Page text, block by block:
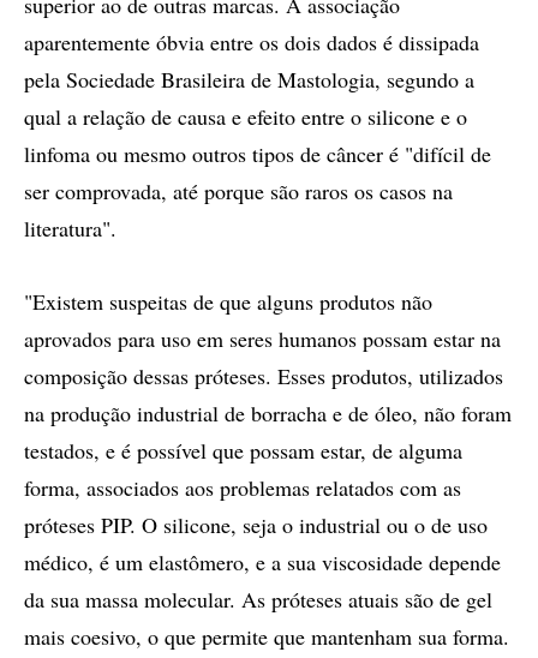
aparentemente óbvia entre os dois dados é dissipada
pela Sociedade Brasileira de Mastologia, segundo a
qual a relação de causa e efeito entre o silicone e o
linfoma ou mesmo outros tipos de câncer é "difícil de
ser comprovada, até porque são raros os casos na
literatura".
"Existem suspeitas de que alguns produtos não
aprovados para uso em seres humanos possam estar na
composição dessas próteses. Esses produtos, utilizados
na produção industrial de borracha e de óleo, não foram
testados, e é possível que possam estar, de alguma
forma, associados aos problemas relatados com as
próteses PIP. O silicone, seja o industrial ou o de uso
médico, é um elastômero, e a sua viscosidade depende
da sua massa molecular. As próteses atuais são de gel
mais coesivo, o que permite que mantenham sua forma.